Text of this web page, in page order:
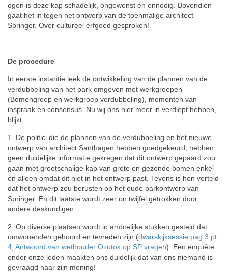
ogen is deze kap schadelijk, ongewenst en onnodig. Bovendien
gaat het in tegen het ontwerp van de toenmalige architect
Springer. Over cultureel erfgoed gesproken!
De procedure
In eerste instantie leek de ontwikkeling van de plannen van de
verdubbeling van het park omgeven met werkgroepen
(Bomengroep en werkgroep verdubbeling), momenten van
inspraak en consensus. Nu wij ons hier meer in verdiept hebben,
blijkt:
1. De politici die de plannen van de verdubbeling en het nieuwe
ontwerp van architect Santhagen hebben goedgekeurd, hebben
geen duidelijke informatie gekregen dat dit ontwerp gepaard zou
gaan met grootschalige kap van grote en gezonde bomen enkel
en alleen omdat dit niet in het ontwerp past. Tevens is hen verteld
dat het ontwerp zou berusten op het oude parkontwerp van
Springer. En dit laatste wordt zeer on twijfel getrokken door
andere deskundigen.
2. Op diverse plaatsen wordt in ambtelijke stukken gesteld dat
omwonenden gehoord en tevreden zijn (dwarskijksessie pag 3 pt
4 Antwoord van wethouder Ozutok op SP vragen). Een enquête
onder onze leden maakten ons duidelijk dat van ons niemand is
gevraagd naar zijn mening!